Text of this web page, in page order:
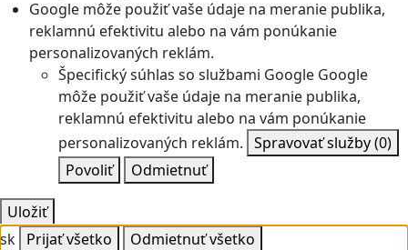
Google môže použiť vaše údaje na meranie publika,
reklamnú efektivitu alebo na vám ponúkanie
personalizovaných reklám.
Špecifický súhlas so službami Google Google
môže použiť vaše údaje na meranie publika,
reklamnú efektivitu alebo na vám ponúkanie
personalizovaných reklám. Spravovať služby(0)
Povoliť
Odmietnuť
Uložiť
sk Prijať všetko
Odmietnuť všetko